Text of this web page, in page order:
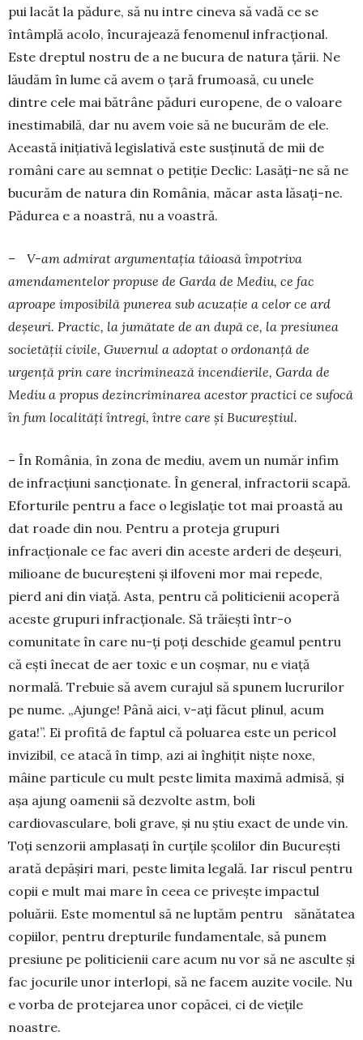
pui lacăt la pădure, să nu intre cineva să vadă ce se
întâmplă acolo, încurajează fenomenul infracțional.
Este dreptul nostru de a ne bucura de natura țării. Ne
lăudăm în lume că avem o țară frumoasă, cu unele
dintre cele mai bătrâne păduri europene, de o valoare
inestimabilă, dar nu avem voie să ne bucurăm de ele.
Această inițiativă legislativă este susținută de mii de
români care au semnat o petiție Declic: Lasăți-ne să ne
bucurăm de natura din România, măcar asta lăsați-ne.
Pă­durea e a noastră, nu a voastră.
– V-am admirat argumentația tăioasă împo­triva
amendamentelor propuse de Garda de Me­diu, ce fac
aproape imposibilă punerea sub acu­zație a celor ce ard
deșeuri. Practic, la jumătate de an după ce, la presiunea
societății civile, Gu­vernul a adoptat o ordonanță de
urgență prin care incriminează incendierile, Garda de
Mediu a pro­pus dezincriminarea acestor practici ce sufocă
în fum localități întregi, între care și Bucureștiul.
– În România, în zona de mediu, avem un nu­măr infim
de infracțiuni sancționate. În general, in­fractorii scapă.
Eforturile pentru a face o legislație tot mai proastă au
dat roade din nou. Pentru a pro­teja grupuri
infracționale ce fac averi din aceste ar­deri de deșeuri,
milioane de bucureșteni și ilfoveni mor mai repede,
pierd ani din viață. Asta, pentru că politicienii acoperă
aceste grupuri infracționale. Să trăiești într-o
comunitate în care nu-ți poți des­chide geamul pentru
că ești înecat de aer toxic e un coșmar, nu e viață
normală. Trebuie să avem cu­rajul să spunem lucrurilor
pe nume. „Ajunge! Până aici, v-ați făcut plinul, acum
gata!”. Ei profită de faptul că poluarea este un pericol
invizibil, ce atacă în timp, azi ai înghițit niște noxe,
mâine particule cu mult peste limita maximă admisă, și
așa ajung oa­menii să dezvolte astm, boli
cardiovasculare, boli grave, și nu știu exact de unde vin.
Toți sen­zorii amplasați în curțile școlilor din București
arată depășiri mari, peste limita legală. Iar riscul pentru
copii e mult mai mare în ceea ce privește im­pactul
poluării. Este momentul să ne luptăm pen­tru sănătatea
copiilor, pentru drepturile funda­men­tale, să punem
presiune pe politicienii care acum nu vor să ne asculte și
fac jocurile unor in­ter­lopi, să ne facem auzite vocile. Nu
e vorba de pro­tejarea unor copăcei, ci de viețile
noastre.